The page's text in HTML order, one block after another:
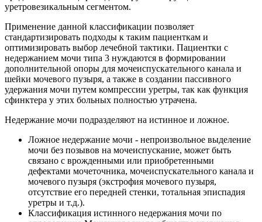
уретровезикальным сегментом.
Применение данной классификации позволяет
стандартизировать подходы к таким пациенткам и
оптимизировать выбор лечебной тактики. Пациентки с
недержанием мочи типа 3 нуждаются в формировании
дополнительной опоры для мочеиспускательного канала и
шейки мочевого пузыря, а также в создании пассивного
удержания мочи путем компрессии уретры, так как функция
сфинктера у этих больных полностью утрачена.
Недержание мочи подразделяют на истинное и ложное.
Ложное недержание мочи - непроизвольное выделение
мочи без позывов на мочеиспускание, может быть
связано с врожденными или приобретенными
дефектами мочеточника, мочеиспускательного канала и
мочевого пузыря (экстрофия мочевого пузыря,
отсутствие его передней стенки, тотальная эписпадия
уретры и т.д.).
Классификация истинного недержания мочи по